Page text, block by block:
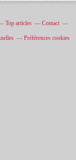
Top articles Contact
Préférences cookies